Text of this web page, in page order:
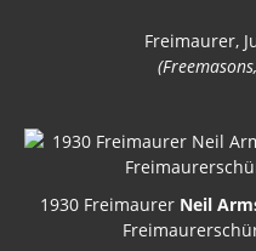
Freimaurer,
1930 Freimaurer Neil